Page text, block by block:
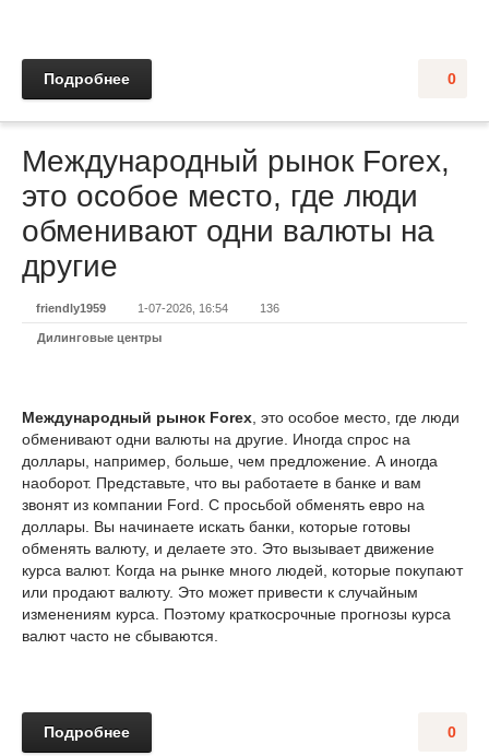
0
Подробнее
Международный рынок Forex,
это особое место, где люди
обменивают одни валюты на
другие
friendly1959 1-07-2026, 16:54 136
Дилинговые центры
Международный рынок Forex , это особое место, где люди
обменивают одни валюты на другие. Иногда спрос на
доллары, например, больше, чем предложение. А иногда
наоборот. Представьте, что вы работаете в банке и вам
звонят из компании Ford. С просьбой обменять евро на
доллары. Вы начинаете искать банки, которые готовы
обменять валюту, и делаете это. Это вызывает движение
курса валют. Когда на рынке много людей, которые покупают
или продают валюту. Это может привести к случайным
изменениям курса. Поэтому краткосрочные прогнозы курса
валют часто не сбываются.
0
Подробнее